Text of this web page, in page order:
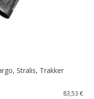
Stralis, Trakker
83,53 €